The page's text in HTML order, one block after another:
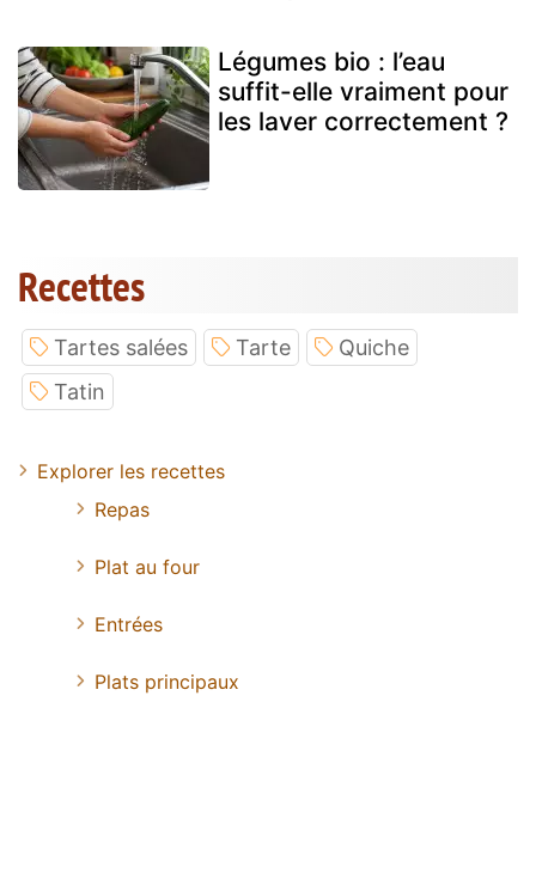
Légumes bio : l’eau
suffit-elle vraiment pour
les laver correctement ?
Recettes
Tartes salées Tarte
Quiche
Tatin
Explorer les recettes
Repas
Plat au four
Entrées
Plats principaux